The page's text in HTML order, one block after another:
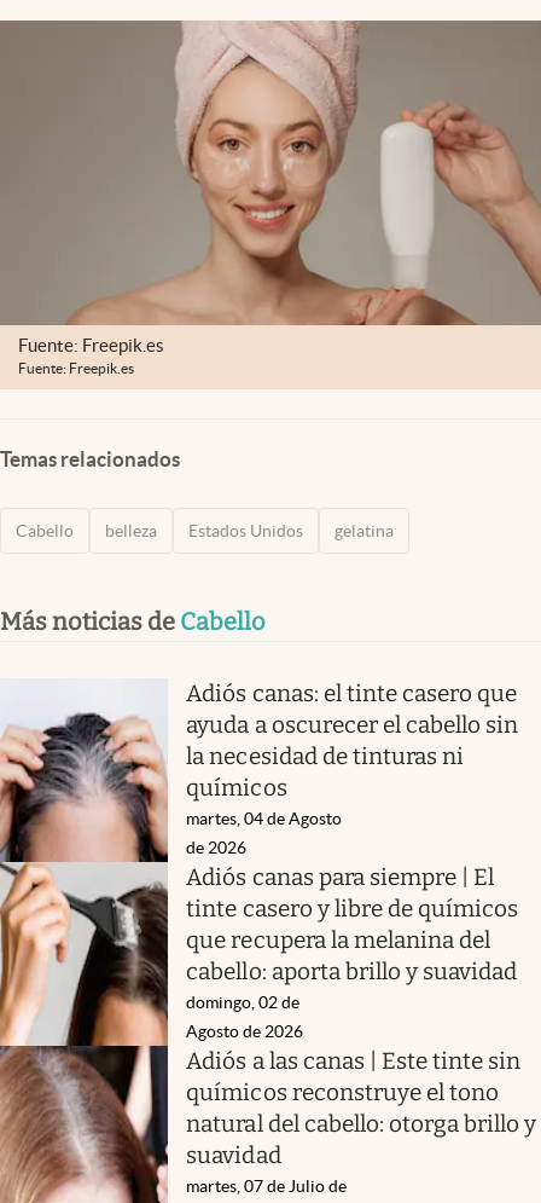
Fuente: Freepik.es
Fuente: Freepik.es
Temas relacionados
Cabello belleza Estados Unidos gelatina
Más noticias de Cabello
Adiós canas: el tinte casero que
ayuda a oscurecer el cabello sin
la necesidad de tinturas ni
químicos
martes, 04 de Agosto
de 2026
Adiós canas para siempre | El
tinte casero y libre de químicos
que recupera la melanina del
cabello: aporta brillo y suavidad
domingo, 02 de
Agosto de 2026
Adiós a las canas | Este tinte sin
químicos reconstruye el tono
natural del cabello: otorga brillo y
suavidad
martes, 07 de Julio de